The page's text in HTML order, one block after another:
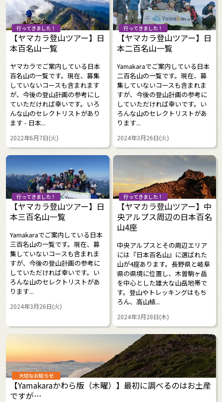
行ってきました！
【ヤマカラ登山ツアー】日
本百名山一覧
ヤマカラでご案内している日本
百名山の一覧です。現在、募集
していないコースも含まれます
が、今後の登山計画の参考にし
ていただければ幸いです。いろ
んな山のセレクトリストがあり
ます - 日本...
2022年6月7日(火)
行ってきました！
【ヤマカラ登山ツアー】日
本二百名山一覧
Yamakaraでご案内している日本
二百名山の一覧です。現在、募
集していないコースも含まれま
すが、今後の登山計画の参考に
していただければ幸いです。い
ろんな山のセレクトリストがあ
ります...
2024年3月26日(火)
行ってきました！
【ヤマカラ登山ツアー】日
本三百名山一覧
Yamakaraでご案内している日本
三百名山の一覧です。現在、募
集していないコースも含まれま
すが、今後の登山計画の参考に
していただければ幸いです。い
ろんな山のセレクトリストがあ
ります...
2024年3月26日(火)
行ってきました！
【ヤマカラ登山ツアー】中
央アルプス周辺の日本百名
山4座
中央アルプスとその周辺エリア
には『日本百名山』に選ばれた
山が4座あります。長野県と岐阜
県の県境に位置し、木曽駒ヶ岳
を中心とした雄大な山岳地帯で
す。登山やトレッキングはもち
ろん、高山植...
2024年3月28日(木)
大切なお知らせ
【Yamakaraかわら版（木曜）】最初に調べるのはお土産
ですが…